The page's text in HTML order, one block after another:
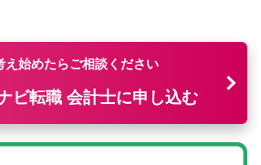
え始めたらご相談ください
ビ転職 会計士に申し込む